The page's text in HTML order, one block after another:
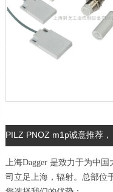
PILZ PNOZ m1p诚意推荐
上海Dagger 是致力于为中
司立足上海，辐射。总部位